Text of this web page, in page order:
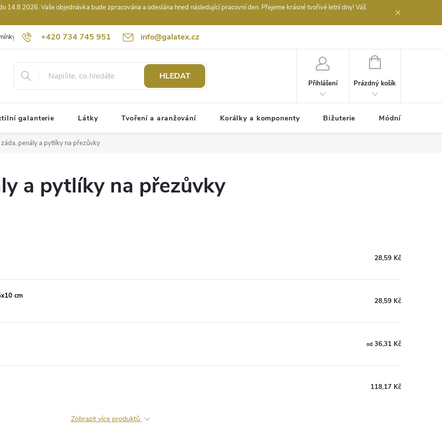
14.8.2026. Vaše objednávka bude zpracována a odeslána hned následující pracovní den. Přejeme krásné tvořivé letní dny! Váš
+420 734 745 951 info@galatex.cz
Podmínky ochrany osobních údajů Kontakty Hodnocení obchodu
HLEDAT
Přihlášení
NÁKUPNÍ
Prázdný košík
galanterie Látky Tvoření a aranžování Korálky a komponenty Bižuterie Módní doplňky
penály a pytlíky na přezůvky
a pytlíky na přezůvky
28,59 Kč
cm
28,59 Kč
od 36,31 Kč
118,17 Kč
Zobrazit více produktů